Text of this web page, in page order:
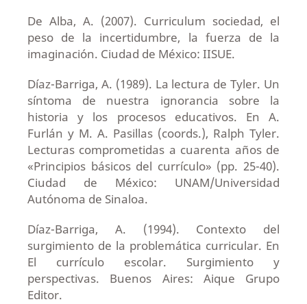
De Alba, A. (2007). Curriculum sociedad, el
peso de la incertidumbre, la fuerza de la
imaginación. Ciudad de México: IISUE.
Díaz-Barriga, A. (1989). La lectura de Tyler. Un
síntoma de nuestra ignorancia sobre la
historia y los procesos educativos. En A.
Furlán y M. A. Pasillas (coords.), Ralph Tyler.
Lecturas comprometidas a cuarenta años de
«Principios básicos del currículo» (pp. 25-40).
Ciudad de México: UNAM/Universidad
Autónoma de Sinaloa.
Díaz-Barriga, A. (1994). Contexto del
surgimiento de la problemática curricular. En
El currículo escolar. Surgimiento y
perspectivas. Buenos Aires: Aique Grupo
Editor.